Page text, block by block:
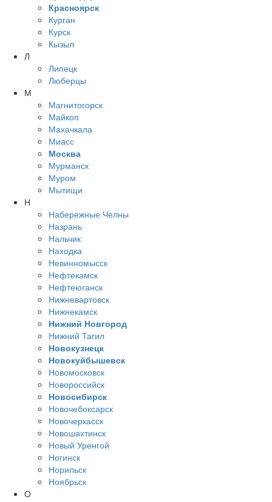
Красноярск
Курган
Курск
Кызыл
Л
Липецк
Люберцы
М
Магнитогорск
Майкоп
Махачкала
Миасс
Москва
Мурманск
Муром
Мытищи
Н
Набережные Челны
Назрань
Нальчик
Находка
Невинномысск
Нефтекамск
Нефтеюганск
Нижневартовск
Нижнекамск
Нижний Новгород
Нижний Тагил
Новокузнецк
Новокуйбышевск
Новомосковск
Новороссийск
Новосибирск
Новочебоксарск
Новочеркасск
Новошахтинск
Новый Уренгой
Ногинск
Норильск
Ноябрьск
О